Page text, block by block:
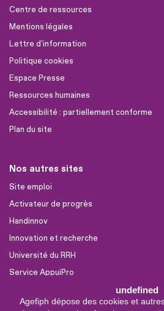
undefined
Agefiph dépose des cookies et
Centre de ressources
Mentions légales
Lettre d'information
Politique cookies
Espace Presse
Ressources humaines
Accessibilité : partiellement conforme
Plan du site
Nos autres sites
Site emploi
Activateur de progrès
Handinnov
Innovation et recherche
Université du RRH
Service AppuiPro
Nous suivre